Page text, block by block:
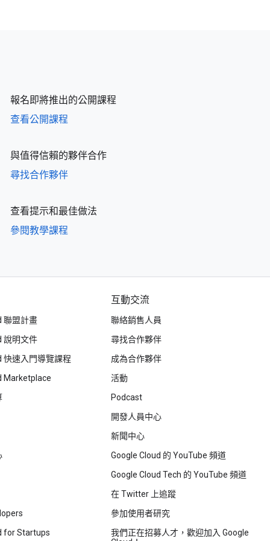
報名即將推出的公開課程
查看公開課程
與值得信賴的夥伴合作
尋找合作夥伴
查看提示和最佳做法
參閱教學課程
聯盟計畫
說明文件
快速入門導覽課程
Marketplace
for Startups
互動交流
聯絡銷售人員
尋找合作夥伴
成為合作夥伴
活動
Podcast
開發人員中心
新聞中心
Google Cloud 的 YouTube 頻道
Google Cloud Tech 的 YouTube 頻道
在 Twitter 上追蹤
參加使用者研究
我們正在招募人才，歡迎加入 Google